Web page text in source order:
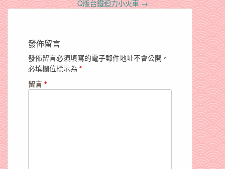
navigation
Q版台鐵迴力小火車→
發佈留言
發佈留言必須填寫的電子郵件地址不會公開。
必填欄位標示為 *
留言 *